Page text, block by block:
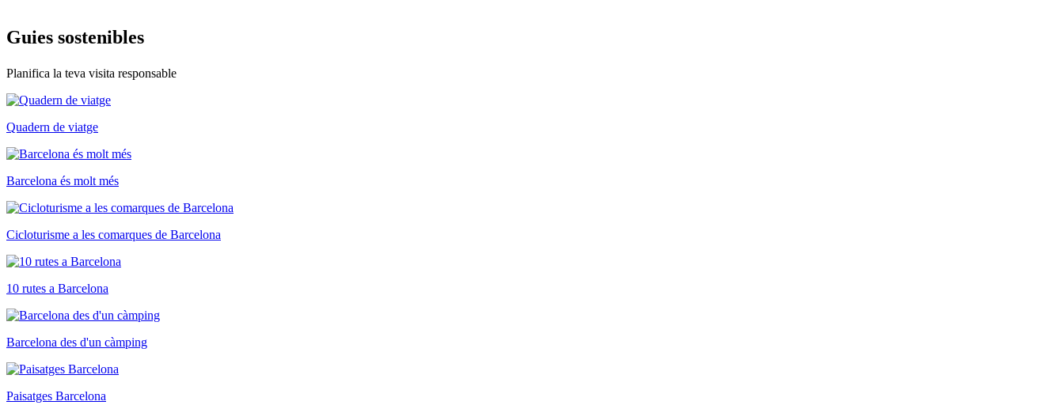
Guies sostenibles
Planifica la teva visita responsable
Quadern de viatge
Barcelona és molt més
Cicloturisme a les comarques de Barcelona
10 rutes a Barcelona
Barcelona des d'un càmping
Paisatges Barcelona